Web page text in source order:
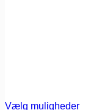
Vælg muligheder